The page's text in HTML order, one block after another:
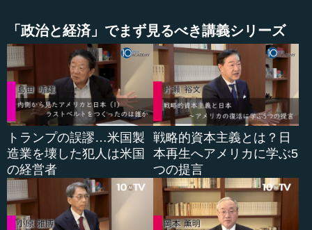
に大規模なグローバルサプライチェーンに組み込まれてい
るということもありますので、物事のレベルが違ってくる
かもしれません。
●台湾への武力行使が中国にとってマイナスであるこ
とを示すべき
しかし、考えてみた場合、中国にとっても、また日本に
とって中国市場が大事なのと同じように、中国にとっても
日本という国の持つ技術やサプライチェーン、これはたい
へん重要なのであって、そもそも武器というものを大事に
し、「唯武器史観」のようなことにおいて戦争を起こすこ
「政治と経済」でまず見るべき講義シリーズ
トランプの誤謬…米国製
造業を壊した犯人は米国
の経営者
戦略的資本主義とは？日
本再生へアメリカに学ぶ5
つの提言